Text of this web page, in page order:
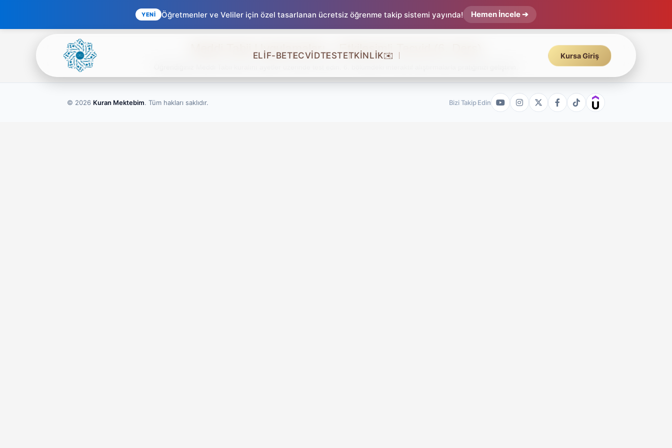
YENİ Öğretmenler ve Veliler için özel tasarlanan ücretsiz öğrenme takip sistemi yayında! Hemen İncele ➔
ELİF-BETECVİDTESTETKİNLİK✉️ Kursa Giriş
Meddi Tabii Uygulamaları – Etkileşimli Tecvid (6. Ders)
© 2026 Kuran Mektebim. Tüm hakları saklıdır. Bizi Takip Edin